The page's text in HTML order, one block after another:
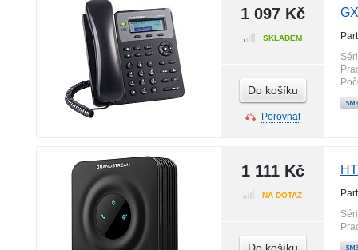
1 097 Kč
SKLADEM
Do košíku
Porovnat
1 111 Kč
NA DOTAZ